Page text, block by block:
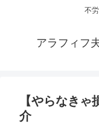
不
アラフィフ
【やらなき
介